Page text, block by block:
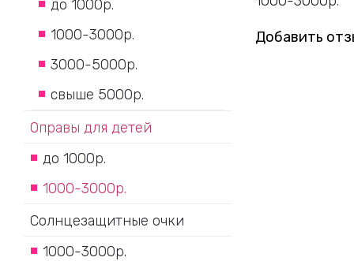
Добавить
до 1000р.
1000-3000р.
3000-5000р.
свыше 5000р.
Оправы для детей
до 1000р.
1000-3000р.
Солнцезащитные очки
1000-3000р.